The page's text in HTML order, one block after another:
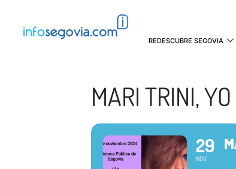
REDESCUBRE SEGOVIA
MARI TRINI,
29
NOV